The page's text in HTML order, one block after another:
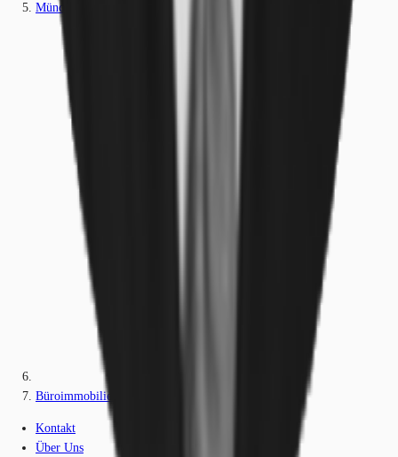
München
Büroimmobilie - München, Neuhausen - M0577
Kontakt
Über Uns